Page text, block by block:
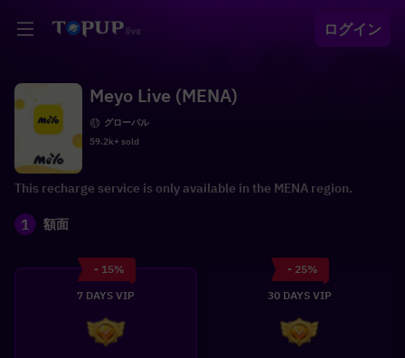
ログイン
Meyo Live (MENA)
グローバル
59.2k+ sold
This recharge service is only available in the MENA region.
1 額面
- 15%
7 DAYS VIP
- 25%
30 DAYS VIP